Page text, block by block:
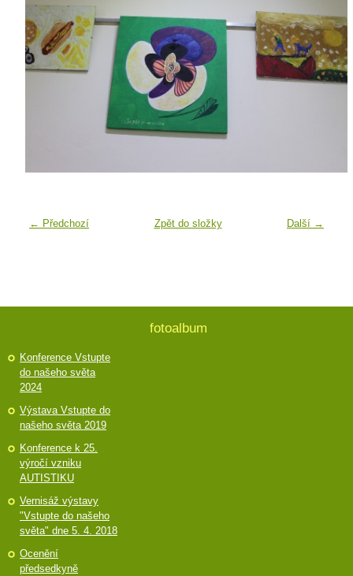
← Předchozí Další →
Zpět do složky
fotoalbum
Konference Vstupte
do našeho světa
2024
Výstava Vstupte do
našeho světa 2019
Konference k 25.
výročí vzniku
AUTISTIKU
Vernisáž výstavy
"Vstupte do našeho
světa" dne 5. 4. 2018
Ocenění
předsedkyně